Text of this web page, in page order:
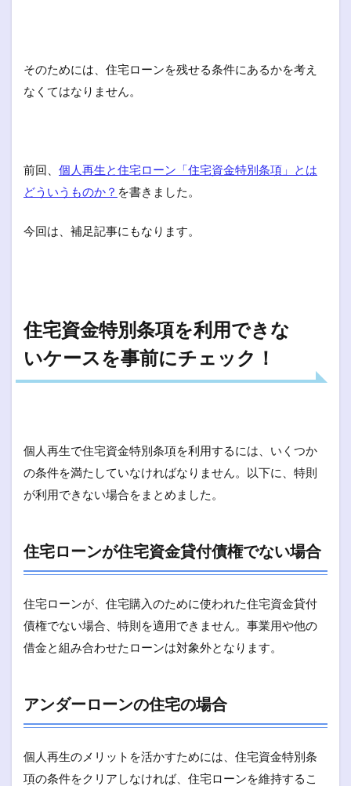
そのためには、住宅ローンを残せる条件にあるかを考え
なくてはなりません。
前回、 個人再生と住宅ローン「住宅資金特別条項」とは
どういうものか？ を書きました。
今回は、補足記事にもなります。
住宅資金特別条項を利用できな
いケースを事前にチェック！
個人再生で住宅資金特別条項を利用するには、いくつか
の条件を満たしていなければなりません。以下に、特則
が利用できない場合をまとめました。
住宅ローンが住宅資金貸付債権でない場合
住宅ローンが、住宅購入のために使われた住宅資金貸付
債権でない場合、特則を適用できません。事業用や他の
借金と組み合わせたローンは対象外となります。
アンダーローンの住宅の場合
個人再生のメリットを活かすためには、住宅資金特別条
項の条件をクリアしなければ、住宅ローンを維持するこ